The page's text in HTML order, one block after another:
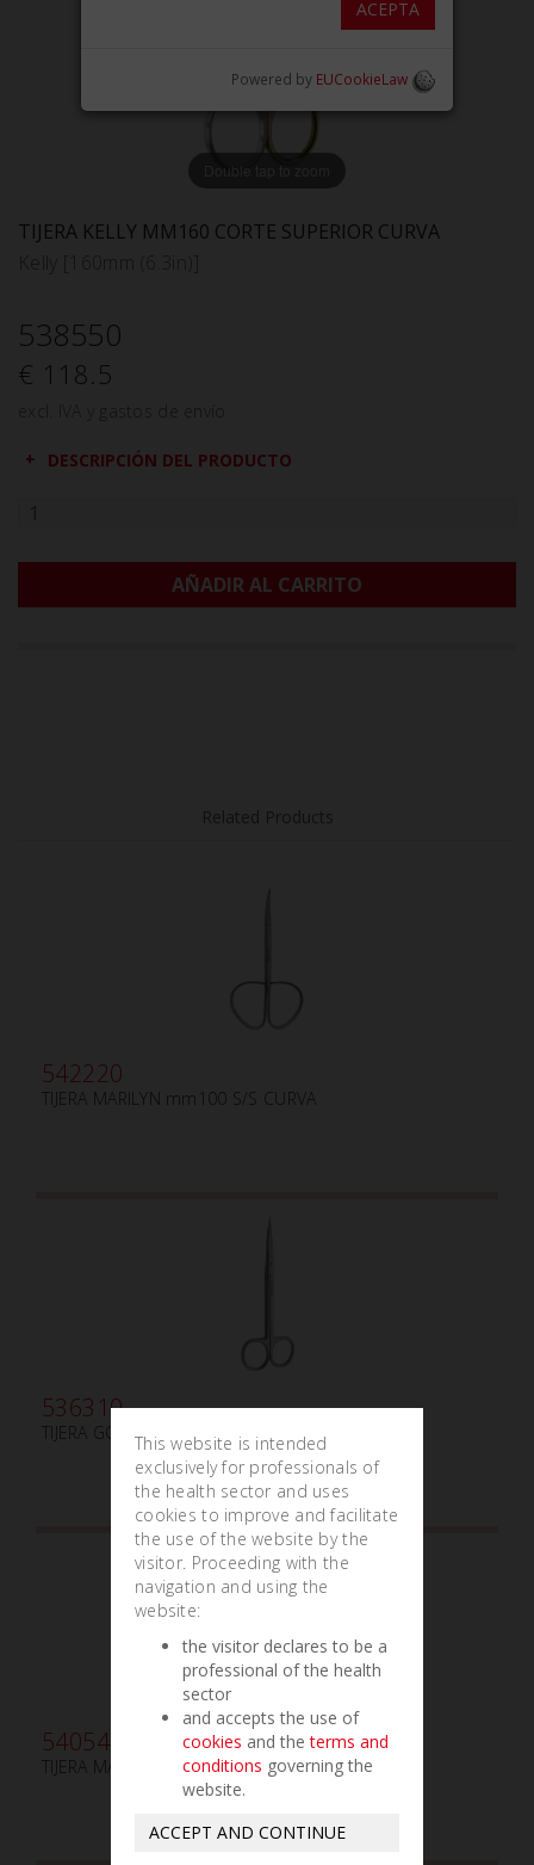
Double tap to zoom
TIJERA KELLY MM160 CORTE SUPERIOR CURVA
538550
€ 118.5
DESCRIPCIÓN DEL PRODUCTO
AÑADIR AL CARRITO
542220
TIJERA MARILYN mm100 S/S CURVA
536310
TIJERA GOLDMAN-FOX mm130
540540
TIJERA MAYO mm160 CURVA
This website is intended
exclusively for professionals of
the health sector and uses
cookies to improve and facilitate
the use of the website by the
visitor. Proceeding with the
navigation and using the
website:
the visitor declares to be a
professional of the health
sector
and accepts the use of
cookies and theterms and
conditions governing the
website.
ACCEPT AND CONTINUE
ACEPTA
Powered by EUCookieLaw